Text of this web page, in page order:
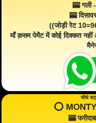
🎰 गली
🎰
((जोड़ी रेट
माँ क़सम पेमेंट में कोई दिक्कत नहीं
सीधे
⭕️
🎰